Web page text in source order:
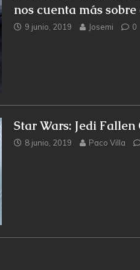
nos cuenta más sobre
9 junio, 2019 Josemi 0
Star Wars: Jedi
8 junio, 2019 Paco Villa